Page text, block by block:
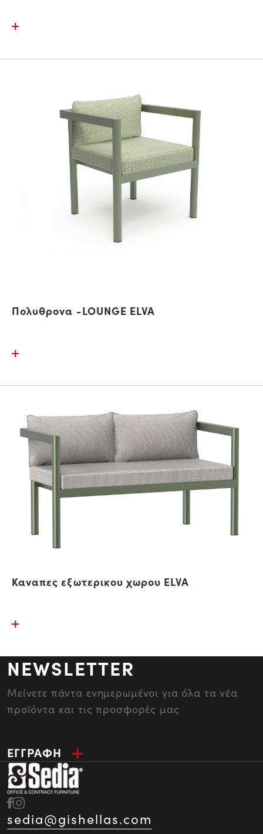
Πολυθρονα -LOUNGE ELVA
Καναπες εξωτερικου χωρου ELVA
NEWSLETTER
Μείνετε πάντα ενημερωμένοι για όλα τα νέα
προϊόντα και τις προσφορές μας
ΕΓΓΡΑΦΗ
sedia@gishellas.com